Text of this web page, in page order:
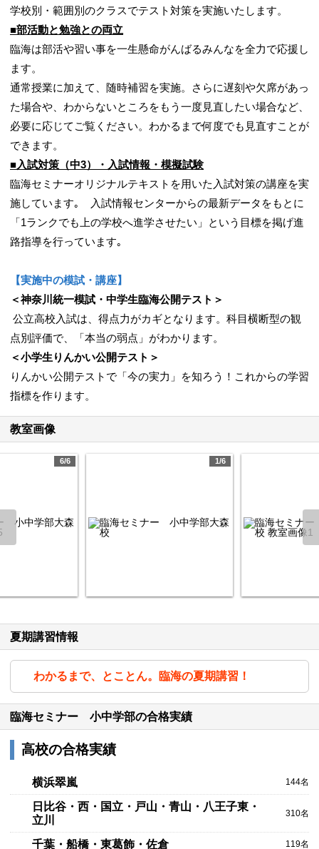
学校別・範囲別のクラスでテスト対策を実施いたします。
■部活動と勉強との両立
臨海は部活や習い事を一生懸命がんばるみんなを全力で応援し
ます。
通常授業に加えて、随時補習を実施。さらに遅刻や欠席があっ
た場合や、わからないところをもう一度見直したい場合など、
必要に応じてご覧ください。わかるまで何度でも見直すことが
できます。
■入試対策（中3）・入試情報・模擬試験
臨海セミナーオリジナルテキストを用いた入試対策の講座を実
施しています｡ 入試情報センターからの最新データをもとに
「1ランクでも上の学校へ進学させたい」という目標を掲げ進
路指導を行っています｡
【実施中の模試・講座】
＜神奈川統一模試・中学生臨海公開テスト＞
公立高校入試は、得点力がカギとなります。科目横断型の観
点別評価で、「本当の弱点」がわかります。
＜小学生りんかい公開テスト＞
りんかい公開テストで「今の実力」を知ろう！これからの学習
指標を作ります。
教室画像
6/6 1/6
夏期講習情報
わかるまで、とことん。臨海の夏期講習！
臨海セミナー 小中学部の合格実績
高校の合格実績
横浜翠嵐 144名
日比谷・西・国立・戸山・青山・八王子東・
立川
310名
千葉・船橋・東葛飾・佐倉 119名